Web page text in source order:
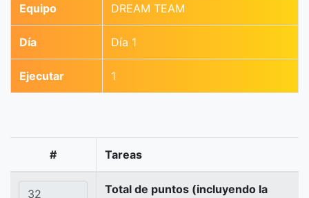
Equipo DREAM TEAM
Día Día 1
Ejecutar 1
# Tareas
Total de puntos (incluyendo la